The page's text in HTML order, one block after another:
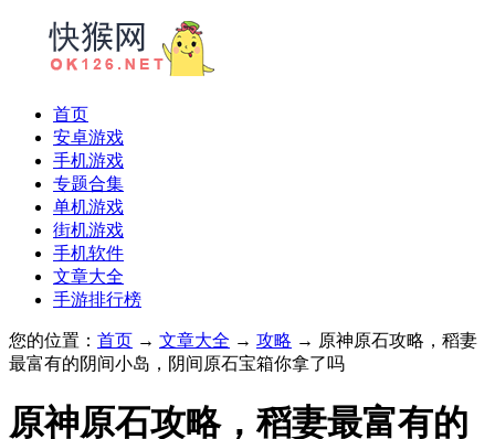
首页
安卓游戏
手机游戏
专题合集
单机游戏
街机游戏
手机软件
文章大全
手游排行榜
您的位置： 首页 → 文章大全 → 攻略 → 原神原石攻略，稻妻
最富有的阴间小岛，阴间原石宝箱你拿了吗
原神原石攻略，稻妻最富有的